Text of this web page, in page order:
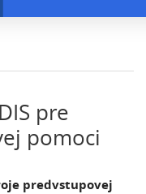
pre
pomoci
predvstupovej